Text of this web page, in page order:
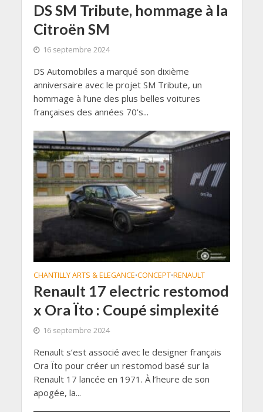
DS SM Tribute, hommage à la
Citroën SM
16 septembre 2024
DS Automobiles a marqué son dixième
anniversaire avec le projet SM Tribute, un
hommage à l’une des plus belles voitures
françaises des années 70’s...
CHANTILLY ARTS & ELEGANCE•CONCEPT•RENAULT
Renault 17 electric restomod
x Ora Ïto : Coupé simplexité
16 septembre 2024
Renault s’est associé avec le designer français
Ora Ïto pour créer un restomod basé sur la
Renault 17 lancée en 1971. À l’heure de son
apogée, la...